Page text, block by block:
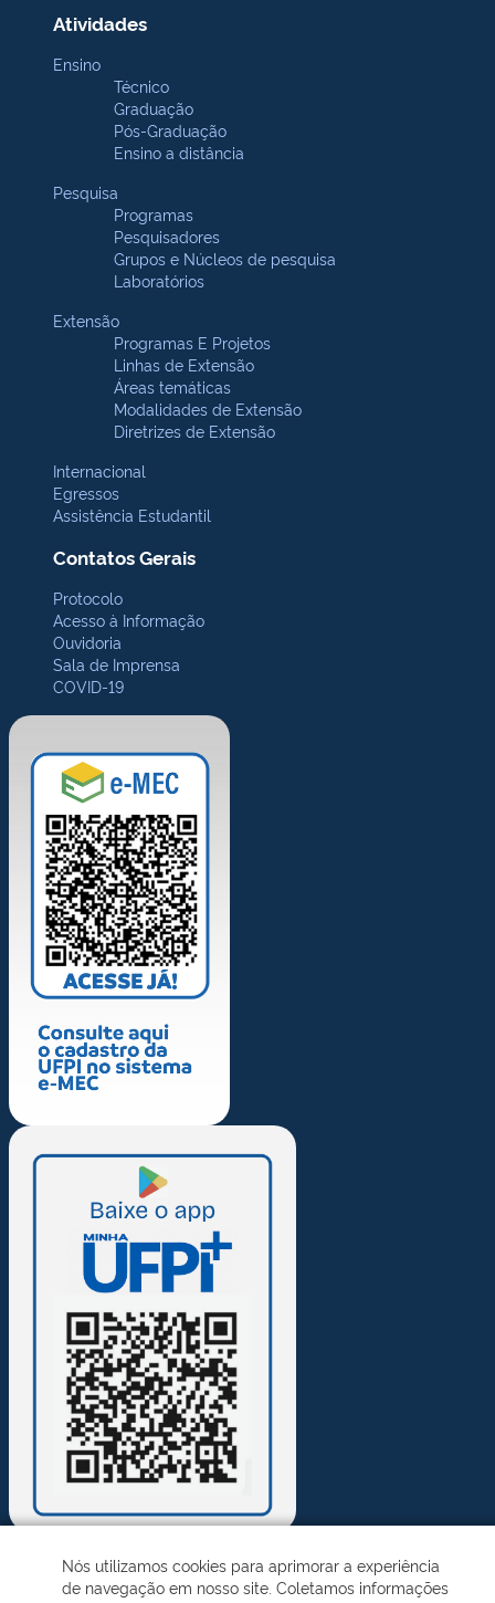
Atividades
Ensino
Técnico
Graduação
Pós-Graduação
Ensino a distância
Pesquisa
Programas
Pesquisadores
Grupos e Núcleos de pesquisa
Laboratórios
Extensão
Programas E Projetos
Linhas de Extensão
Áreas temáticas
Modalidades de Extensão
Diretrizes de Extensão
Internacional
Egressos
Assistência Estudantil
Contatos Gerais
Protocolo
Acesso à Informação
Ouvidoria
Sala de Imprensa
COVID-19
Desenvolvido pelo STI - Universidade Federal do Piauí
Nós utilizamos cookies para aprimorar a experiência
de navegação em nosso site. Coletamos informações